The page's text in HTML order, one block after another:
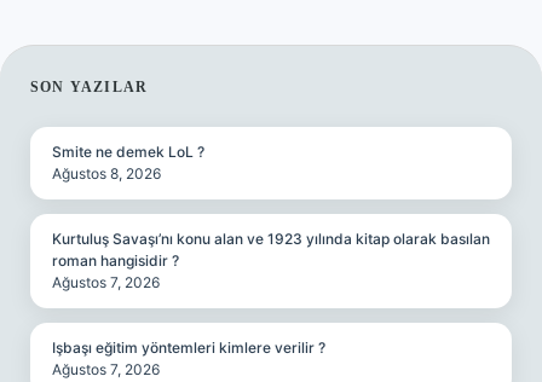
SIDEBAR
SON YAZILAR
Smite ne demek LoL ?
Ağustos 8, 2026
Kurtuluş Savaşı’nı konu alan ve 1923 yılında kitap olarak basılan
roman hangisidir ?
Ağustos 7, 2026
Işbaşı eğitim yöntemleri kimlere verilir ?
Ağustos 7, 2026